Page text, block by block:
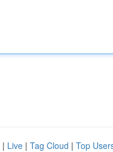
| Live | Tag Cloud | Top